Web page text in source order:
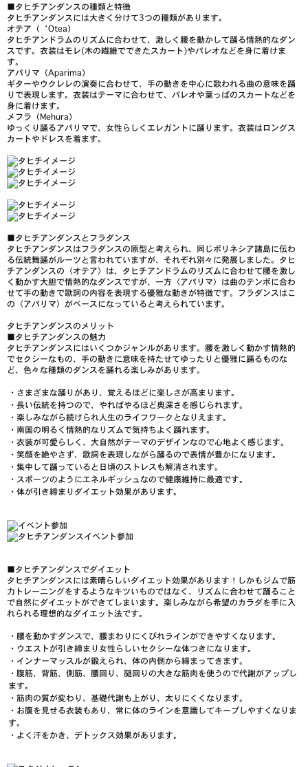
■タヒチアンダンスの種類と特徴
タヒチアンダンスには大きく分けて3つの種類があります。
オテア（‘Otea）
タヒチアンドラムのリズムに合わせて、激しく腰を動かして踊る情熱的なダン
スです。衣装はモレ(木の繊維でできたスカート)やパレオなどを身に着けま
す。
アパリマ（Aparima）
ギターやウクレレの演奏に合わせて、手の動きを中心に歌われる曲の意味を踊
りで表現します。衣装はテーマに合わせて、パレオや葉っぱのスカートなどを
身に着けます。
メフラ（Mehura）
ゆっくり踊るアパリマで、女性らしくエレガントに踊ります。衣装はロングス
カートやドレスを着ます。
■タヒチアンダンスとフラダンス
タヒチアンダンスはフラダンスの原型と考えられ、同じポリネシア諸島に伝わ
る伝統舞踊がルーツと言われていますが、それぞれ別々に発展しました。タヒ
チアンダンスの〈オテア〉は、タヒチアンドラムのリズムに合わせて腰を激し
く動かす大胆で情熱的なダンスですが、一方〈アパリマ〉は曲のテンポに合わ
せて手の動きで歌詞の内容を表現する優雅な動きが特徴です。フラダンスはこ
の〈アパリマ〉がベースになっていると考えられています。
タヒチアンダンスのメリット
■タヒチアンダンスの魅力
タヒチアンダンスにはいくつかジャンルがあります。腰を激しく動かす情熱的
でセクシーなもの、手の動きに意味を持たせてゆったりと優雅に踊るものな
ど、色々な種類のダンスを踊れる楽しみがあります。
・さまざまな踊りがあり、覚えるほどに楽しさが高まります。
・長い伝統を持つので、やればやるほど奥深さを感じられます。
・楽しみながら続けられ人生のライフワーク となりえます。
・南国の明るく情熱的なリズムで気持ちよく踊れます。
・ 衣装が可愛らしく 、大自然がテーマのデザインなので心地よく感じます。
・笑顔を絶やさず、歌詞を表現しながら踊るので表情が豊かになります。
・集中して踊っていると 日頃のストレスも解消されます。
・スポーツのようにエネルギッシュなので健康維持に最適です。
・体が引き締まり ダイエット効果があります。
■タヒチアンダンスでダイエット
タヒチアンダンスには素晴らしいダイエット効果があります！しかもジムで筋
力トレーニングをするようなキツいものではなく、リズムに合わせて踊ること
で自然にダイエットができてしまいます。楽しみながら希望のカラダを手に入
れられる理想的なダイエット法です。
・腰を動かすダンスで、 腰まわりにくびれラインができやすくなります。
・ウエストが引き締まり女性らしいセクシーな体つきになります。
・インナーマッスルが鍛えられ、 体の内側から締まってきます。
・腹筋、背筋、側筋、腰回り、腿回りの大きな筋肉を使うので代謝がアップし
ます。
・筋肉の質が変わり、基礎代謝も上がり、 太りにくく なります。
・お腹を見せる衣装もあり、 常に体のラインを意識してキープしやすくなりま
す。
・よく汗をかき、 デトックス効果があります。